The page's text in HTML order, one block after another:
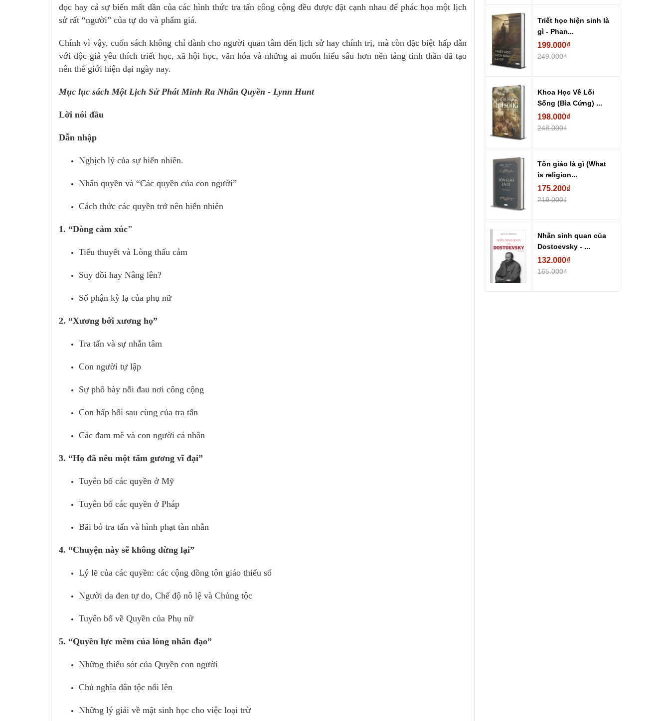
đọc hay cả sự biến mất dần của các hình thức tra tấn công cộng đều được đặt cạnh nhau để phác họa một lịch
sử rất “người” của tự do và phẩm giá.
Chính vì vậy, cuốn sách không chỉ dành cho người quan tâm đến lịch sử hay chính trị, mà còn đặc biệt hấp dẫn
với độc giả yêu thích triết học, xã hội học, văn hóa và những ai muốn hiểu sâu hơn nền tảng tinh thần đã tạo
nên thế giới hiện đại ngày nay.
Mục lục sách Một Lịch Sử Phát Minh Ra Nhân Quyền - Lynn Hunt
Lời nói đầu
Dẫn nhập
Nghịch lý của sự hiển nhiên.
Nhân quyền và “Các quyền của con người”
Cách thức các quyền trở nên hiển nhiên
1. “Dòng cảm xúc"
Tiểu thuyết và Lòng thấu cảm
Suy đồi hay Nâng lên?
Số phận kỳ lạ của phụ nữ
2. “Xương bởi xương họ”
Tra tấn và sự nhẫn tâm
Con người tự lập
Sự phô bày nỗi đau nơi công cộng
Con hấp hối sau cùng của tra tấn
Các đam mê và con người cá nhân
3. “Họ đã nêu một tấm gương vĩ đại”
Tuyên bố các quyền ở Mỹ
Tuyên bố các quyền ở Pháp
Bãi bỏ tra tấn và hình phạt tàn nhẫn
4. “Chuyện này sẽ không dừng lại”
Lý lẽ của các quyền: các cộng đồng tôn giáo thiểu số
Người da đen tự do, Chế độ nô lệ và Chủng tộc
Tuyên bố về Quyền của Phụ nữ
5. “Quyền lực mềm của lòng nhân đạo”
Những thiếu sót của Quyền con người
Chủ nghĩa dân tộc nổi lên
Những lý giải về mặt sinh học cho việc loại trừ
Triết học hiện sinh là
gì - Phan...
199.000₫
249.000₫
Khoa Học Về Lối
Sống (Bìa Cứng) ...
198.000₫
248.000₫
Tôn giáo là gì (What
is religion...
175.200₫
219.000₫
Nhân sinh quan của
Dostoevsky - ...
132.000₫
165.000₫